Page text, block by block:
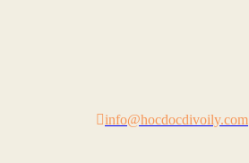
info@hocdocdivoily.com